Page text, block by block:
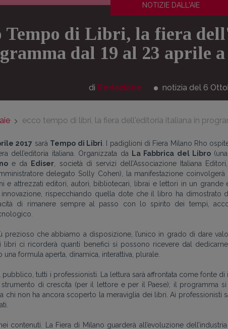
NOTIZIE DALL'AIE
Tempo di Libri, la fiera
dal 19 al 23 aprile
di Redazione notizia del 6
ecco tempo di libri, la fiera dell'editoria italiana in
2017 sarà Tempo di Libri . I padiglioni di Fiera Milano Rho
dell’editoria italiana. Organizzata da
La Fabbrica del Libro(una
e da Ediser , società di servizi dell’Associazione Italiana
delegato Solly Cohen), la manifestazione coinvolgerà
e attrezzati editori, autori, bibliotecari, librai e lettori in un grande
rispecchiando quella dote che il libro ha dimostrato
di rimanere sempre al passo con lo spirito dei tempi,
che abbiamo a disposizione, l’unico in grado di dare
libri ci ricorderà quanti benefici si possono ricevere dal
una formula aperta, dinamica, interattiva, plurale.
tutti i professionisti. La lettura sarà affrontata come fonte di
di crescita (per il lettore e per il Paese); il programma
chi non ha ancora scoperto la meraviglia dei libri. Ai professionisti
contenuti. La Fiera di Milano guarderà all’evoluzione